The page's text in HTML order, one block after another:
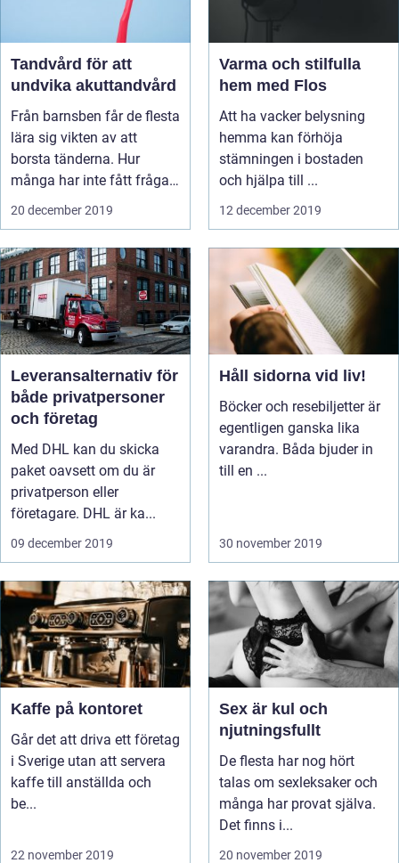
Tandvård för att
undvika akuttandvård
Från barnsben får de flesta
lära sig vikten av att
borsta tänderna. Hur
många har inte fått frågan
a...
20 december 2019
Varma och stilfulla
hem med Flos
Att ha vacker belysning
hemma kan förhöja
stämningen i bostaden
och hjälpa till ...
12 december 2019
Leveransalternativ för
både privatpersoner
och företag
Med DHL kan du skicka
paket oavsett om du är
privatperson eller
företagare. DHL är ka...
09 december 2019
Håll sidorna vid liv!
Böcker och resebiljetter är
egentligen ganska lika
varandra. Båda bjuder in
till en ...
30 november 2019
Kaffe på kontoret
Går det att driva ett företag
i Sverige utan att servera
kaffe till anställda och
be...
22 november 2019
Sex är kul och
njutningsfullt
De flesta har nog hört
talas om sexleksaker och
många har provat själva.
Det finns i...
20 november 2019